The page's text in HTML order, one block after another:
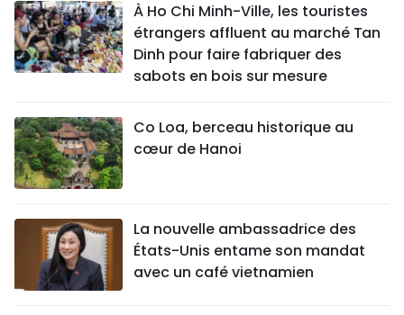
À Ho Chi Minh-Ville, les touristes
étrangers affluent au marché Tan
Dinh pour faire fabriquer des
sabots en bois sur mesure
Co Loa, berceau historique au
cœur de Hanoi
La nouvelle ambassadrice des
États-Unis entame son mandat
avec un café vietnamien